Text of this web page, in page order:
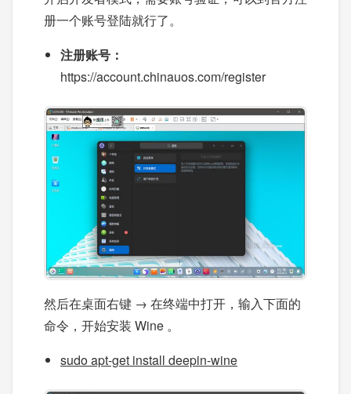
册一个账号登陆就行了。
注册账号：
https://account.chinauos.com/register
然后在桌面右键 → 在终端中打开，输入下面的
命令，开始安装 Wine 。
sudo apt-get install deepin-wine